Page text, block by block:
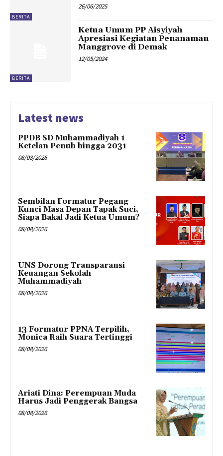
BERITA
26/06/2025
BERITA
Ketua Umum PP Aisyiyah
Apresiasi Kegiatan Penanaman
Manggrove di Demak
12/05/2024
Latest news
PPDB SD Muhammadiyah 1
Ketelan Penuh hingga 2031
08/08/2026
Sembilan Formatur Pegang
Kunci Masa Depan Tapak Suci,
Siapa Bakal Jadi Ketua Umum?
08/08/2026
UNS Dorong Transparansi
Keuangan Sekolah
Muhammadiyah
08/08/2026
13 Formatur PPNA Terpilih,
Monica Raih Suara Tertinggi
08/08/2026
Ariati Dina: Perempuan Muda
Harus Jadi Penggerak Bangsa
08/08/2026